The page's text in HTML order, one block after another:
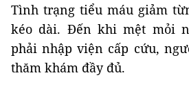
Tình trạng tiểu máu giảm
kéo dài. Đến khi mệt mỏi
phải nhập viện cấp cứu,
thăm khám đầy đủ.